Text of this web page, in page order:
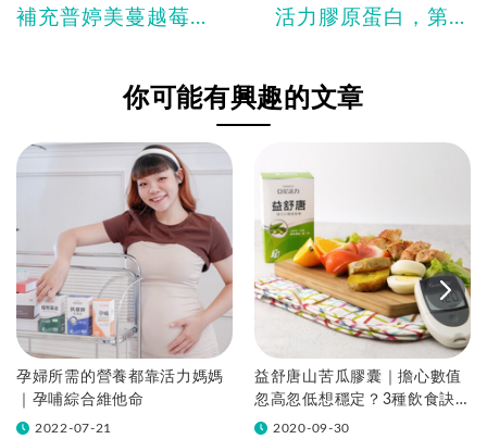
補充普婷美蔓越莓益
女性健康首選！
活力膠原蛋白，第一
你可能有興趣的文章
孕婦所需的營養都靠活力媽媽
｜孕哺綜合維他命
2022-07-21
益舒唐山苦瓜膠囊｜擔心數值
忽高忽低想穩定？3種飲食訣
竅輕鬆控管！
2020-09-30